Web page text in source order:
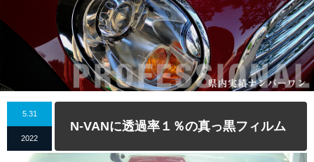
5.31
2022
N-VANに透過率１％の真っ黒フィルム